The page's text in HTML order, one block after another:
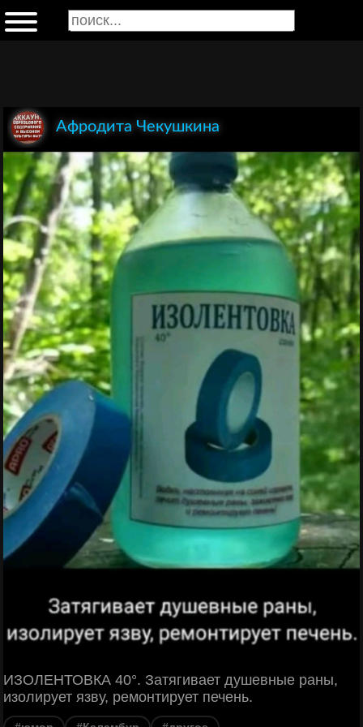
Афродита Чекушкина
ИЗОЛЕНТОВКА 40°. Затягивает душевные раны,
изолирует язву, ремонтирует печень.